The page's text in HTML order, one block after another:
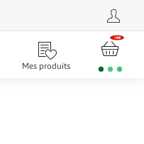
Mes produits